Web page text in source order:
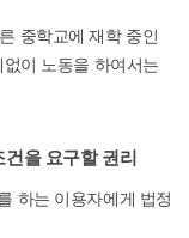
중학교에 재학 중인
이 노동을 하여서는
을 요구할 권리
하는 이용자에게 법정